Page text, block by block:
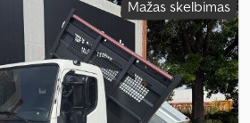
, pavaros tipas: kitas, emisijos klasė:Euro 6,
tūris: 24 m³, krovimo vietos ilgis:
plotis:2 470 mm, krovos erdvės
galinis keltuvas, kruizo kontrolė, oro
Mažas skelbimas